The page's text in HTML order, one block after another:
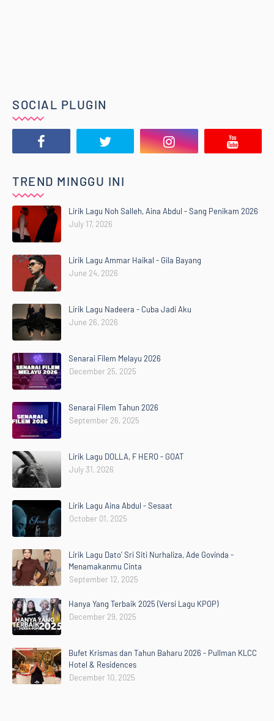
SOCIAL PLUGIN
TREND MINGGU INI
Lirik Lagu Noh Salleh, Aina Abdul - Sang Penikam 2026
July 17, 2026
Lirik Lagu Ammar Haikal - Gila Bayang
June 24, 2026
Lirik Lagu Nadeera - Cuba Jadi Aku
June 26, 2026
Senarai Filem Melayu 2026
December 25, 2025
Senarai Filem Tahun 2026
September 26, 2025
Lirik Lagu DOLLA, F HERO - GOAT
July 31, 2026
Lirik Lagu Aina Abdul - Sesaat
October 01, 2025
Lirik Lagu Dato' Sri Siti Nurhaliza, Ade Govinda -
Menamakanmu Cinta
September 12, 2025
Hanya Yang Terbaik 2025 (Versi Lagu KPOP)
December 29, 2025
Bufet Krismas dan Tahun Baharu 2026 - Pullman KLCC
Hotel & Residences
December 10, 2025